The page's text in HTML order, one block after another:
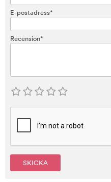
E-postadress*
Recension*
SKICKA